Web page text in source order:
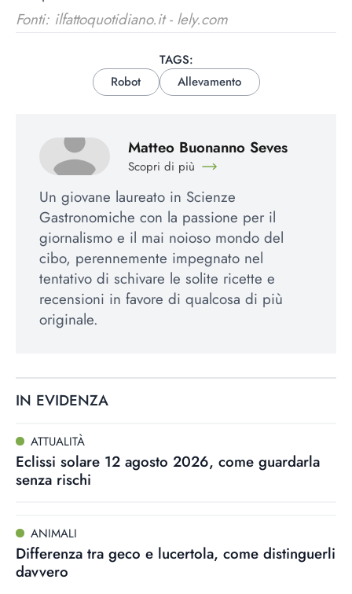
Fonti: ilfattoquotidiano.it - lely.com
TAGS:
Robot
Allevamento
Matteo Buonanno Seves
Scopri di più
Un giovane laureato in Scienze
Gastronomiche con la passione per il
giornalismo e il mai noioso mondo del
cibo, perennemente impegnato nel
tentativo di schivare le solite ricette e
recensioni in favore di qualcosa di più
originale.
IN EVIDENZA
ATTUALITÀ
Eclissi solare 12 agosto 2026, come guardarla
senza rischi
ANIMALI
Differenza tra geco e lucertola, come distinguerli
davvero